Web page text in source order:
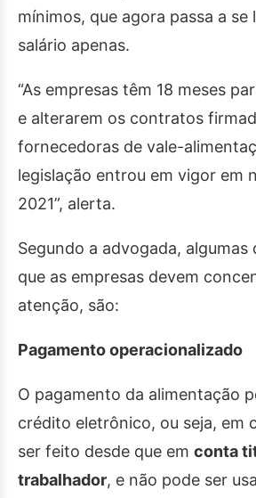
mínimos, que agora passa a se
salário apenas.
“As empresas têm 18 meses
e alterarem os contratos
fornecedoras de vale-
legislação entrou em vigor em
2021”, alerta.
Segundo a advogada, algumas
que as empresas devem
atenção, são:
Pagamento operacionalizado
O pagamento da alimentação
crédito eletrônico, ou seja, em
ser feito desde que em conta
trabalhador, e não pode ser